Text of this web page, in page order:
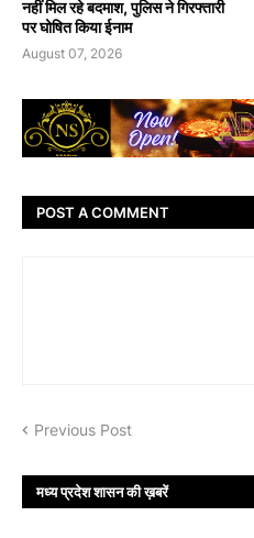
नहीं मिल रहे बदमाश, पुलिस ने गिरफ्तारी
पर घोषित किया ईनाम
August 07, 2026
POST A COMMENT
Previous Post
मध्य प्रदेश शासन की ख़बरें